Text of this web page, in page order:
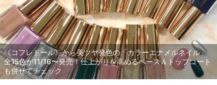
《コフレドール》から美ツヤ発色の「カラーエナメルネイル」
全15色が11/16〜発売！仕上がりを高めるベース＆トップコート
も併せてチェック